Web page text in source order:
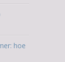
hoe